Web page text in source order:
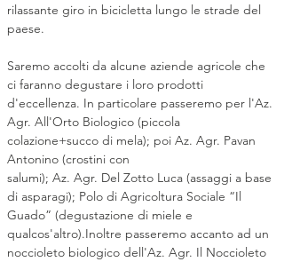
rilassante giro in bicicletta lungo le strade del
paese.
Saremo accolti da alcune aziende agricole che
ci faranno degustare i loro prodotti
d'eccellenza. In particolare passeremo per l'Az.
Agr. All'Orto Biologico (piccola
colazione+succo di mela); poi Az. Agr. Pavan
Antonino (crostini con
salumi); Az. Agr. Del Zotto Luca (assaggi a base
di asparagi); Polo di Agricoltura Sociale “Il
Guado” (degustazione di miele e
qualcos'altro).Inoltre passeremo accanto ad un
noccioleto biologico dell'Az. Agr. Il Noccioleto